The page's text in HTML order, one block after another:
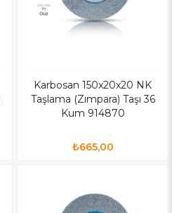
Karbosan 150x20x20 NK
Taşlama (Zımpara) Taşı 36
Kum 914870
₺665,00